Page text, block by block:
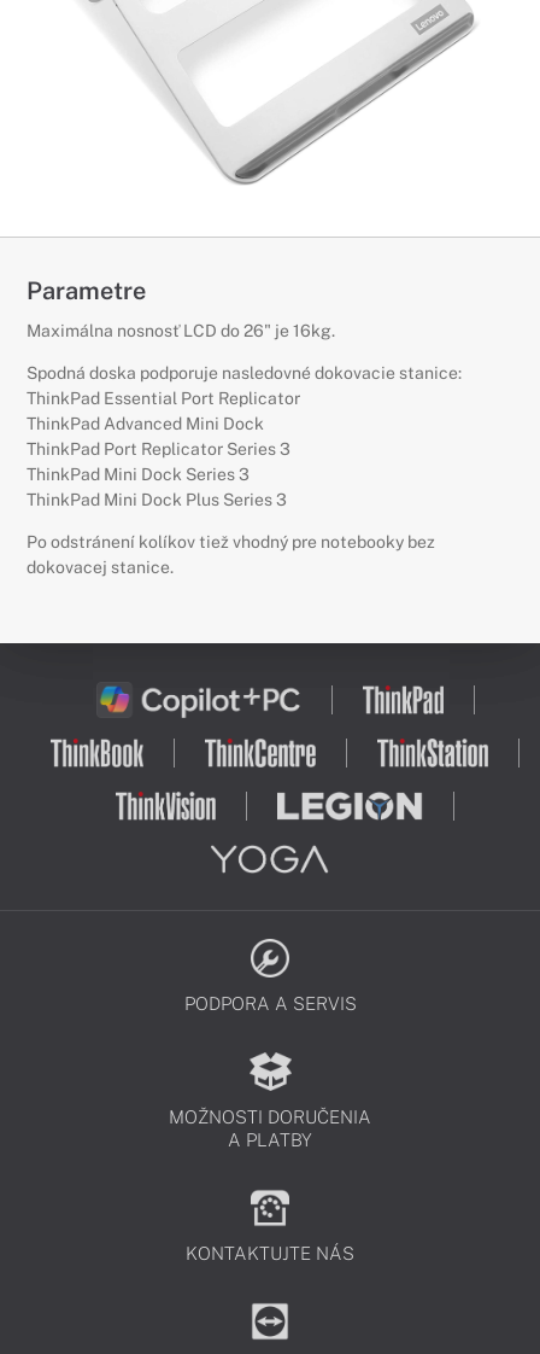
Parametre
Maximálna nosnosť LCD do 26" je 16kg.
Spodná doska podporuje nasledovné dokovacie stanice:
ThinkPad Essential Port Replicator
ThinkPad Advanced Mini Dock
ThinkPad Port Replicator Series 3
ThinkPad Mini Dock Series 3
ThinkPad Mini Dock Plus Series 3
Po odstránení kolíkov tiež vhodný pre notebooky bez
dokovacej stanice.
PODPORA A SERVIS
MOŽNOSTI DORUČENIA
A PLATBY
KONTAKTUJTE NÁS